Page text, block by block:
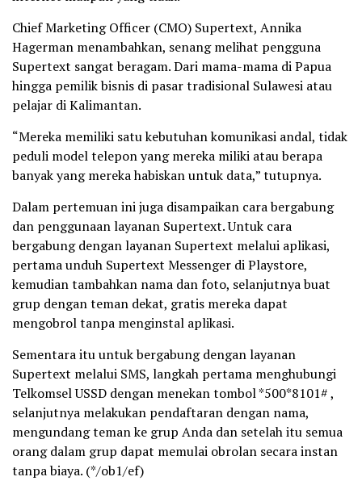
Chief Marketing Officer (CMO) Supertext, Annika
Hagerman menambahkan, senang melihat pengguna
Supertext sangat beragam. Dari mama-mama di Papua
hingga pemilik bisnis di pasar tradisional Sulawesi atau
pelajar di Kalimantan.
“Mereka memiliki satu kebutuhan komunikasi andal, tidak
peduli model telepon yang mereka miliki atau berapa
banyak yang mereka habiskan untuk data,” tutupnya.
Dalam pertemuan ini juga disampaikan cara bergabung
dan penggunaan layanan Supertext. Untuk cara
bergabung dengan layanan Supertext melalui aplikasi,
pertama unduh Supertext Messenger di Playstore,
kemudian tambahkan nama dan foto, selanjutnya buat
grup dengan teman dekat, gratis mereka dapat
mengobrol tanpa menginstal aplikasi.
Sementara itu untuk bergabung dengan layanan
Supertext melalui SMS, langkah pertama menghubungi
Telkomsel USSD dengan menekan tombol *500*8101# ,
selanjutnya melakukan pendaftaran dengan nama,
mengundang teman ke grup Anda dan setelah itu semua
orang dalam grup dapat memulai obrolan secara instan
tanpa biaya. (*/ob1/ef)